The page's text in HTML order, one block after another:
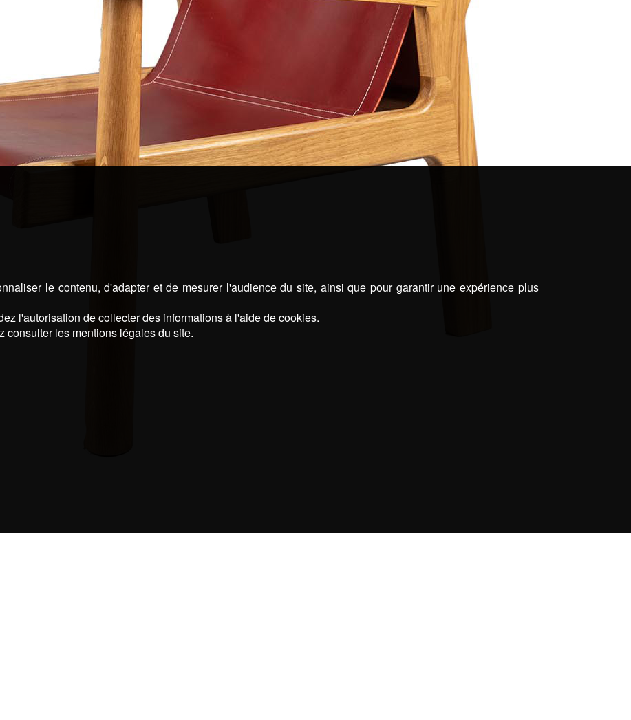
le contenu, d'adapter et de mesurer l'audience du site, ainsi que pour garantir une expérience plus
l'autorisation de collecter des informations à l'aide de cookies.
consulter les mentions légales du site.